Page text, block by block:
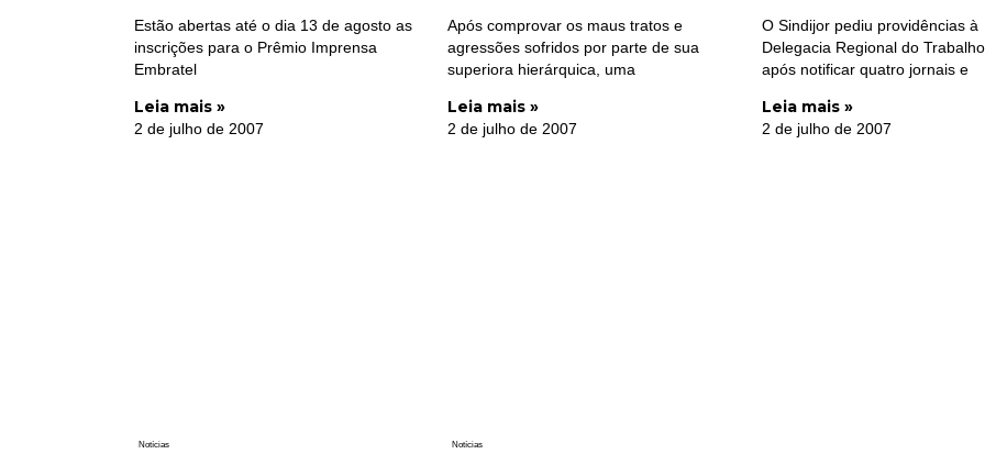
Estão abertas até o dia 13 de agosto as
inscrições para o Prêmio Imprensa
Embratel
Leia mais »
2 de julho de 2007
Após comprovar os maus tratos e
agressões sofridos por parte de sua
superiora hierárquica, uma
Leia mais »
2 de julho de 2007
O Sindijor pediu providências à
Delegacia Regional do
após notificar quatro jornais e
Leia mais »
2 de julho de 2007
Notícias Notícias